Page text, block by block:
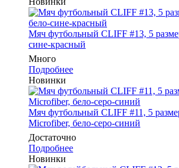
Мяч футбольный CLIFF #13, 5
сине-красный
Много
Подробнее
Новинки
Мяч футбольный CLIFF #11, 5
Microfiber, бело-серо-синий
Достаточно
Подробнее
Новинки